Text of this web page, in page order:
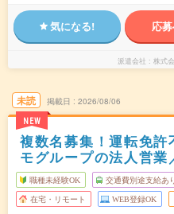
気になる! 応
派遣会社 株式
未読
NEW
掲載日 2026/08/06
複数名募集！運転免許
モグループの法人営業
職種未経験OK 交通費別途支給あ
在宅・リモート WEB登録OK